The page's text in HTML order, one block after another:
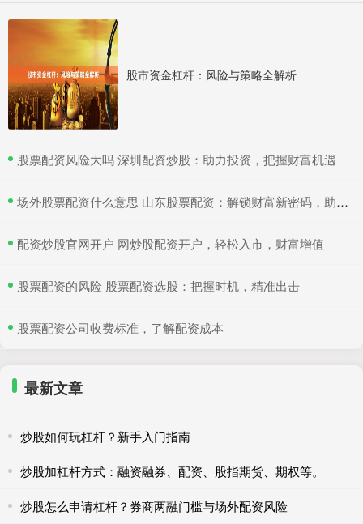
股市资金杠杆：风险与策略全解析
​股票配资风险大吗 深圳配资炒股：助力投资，把握财富机遇
​场外股票配资什么意思 山东股票配资：解锁财富新密码，助您投资无忧
​配资炒股官网开户 网炒股配资开户，轻松入市，财富增值
​股票配资的风险 股票配资选股：把握时机，精准出击
​股票配资公司收费标准，了解配资成本
最新文章
炒股如何玩杠杆？新手入门指南
炒股加杠杆方式：融资融券、配资、股指期货、期权等。
炒股怎么申请杠杆？券商两融门槛与场外配资风险